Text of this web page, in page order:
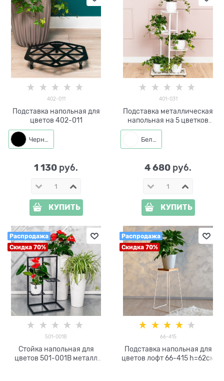
402-011
Подставка напольная для
цветов 402-011
1 130 руб.
КУПИТЬ
401-031
Подставка металлическая
напольная на 5 цветков
401-031
4 680 руб.
КУПИТЬ
Распродажа
Скидка 70%
501-001B
Стойка напольная для
цветов 501-001B металл
Распродажа
Скидка 70%
66-415
Подставка напольная для
цветов лофт 66-415 h=62см